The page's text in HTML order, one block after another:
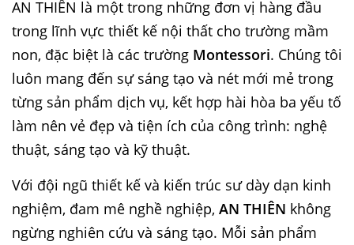
AN THIÊN là một trong những đơn vị hàng đầu
trong lĩnh vực thiết kế nội thất cho trường mầm
non, đặc biệt là các trường Montessori. Chúng tôi
luôn mang đến sự sáng tạo và nét mới mẻ trong
từng sản phẩm dịch vụ, kết hợp hài hòa ba yếu tố
làm nên vẻ đẹp và tiện ích của công trình: nghệ
thuật, sáng tạo và kỹ thuật.
Với đội ngũ thiết kế và kiến trúc sư dày dạn kinh
nghiệm, đam mê nghề nghiệp, AN THIÊN không
ngừng nghiên cứu và sáng tạo. Mỗi sản phẩm